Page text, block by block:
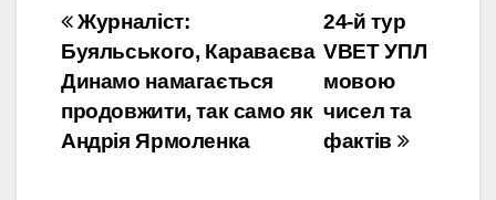
Навігація
записів
24-й тур
VBET УПЛ
мовою
чисел та
фактів
Журналіст:
Буяльського, Караваєва
Динамо намагається
продовжити, так само як
Андрія Ярмоленка